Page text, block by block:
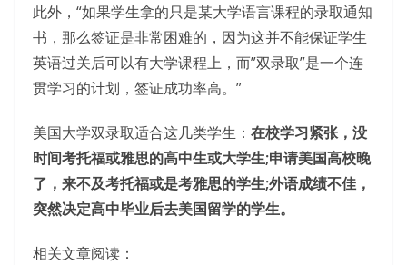
此外，“如果学生拿的只是某大学语言课程的录取通知
书，那么签证是非常困难的，因为这并不能保证学生
英语过关后可以有大学课程上，而”双录取”是一个连
贯学习的计划，签证成功率高。”
美国大学双录取适合这几类学生： 在校学习紧张，没
时间考托福或雅思的高中生或大学生;申请美国高校晚
了，来不及考托福或是考雅思的学生;外语成绩不佳，
突然决定高中毕业后去美国留学的学生。
相关文章阅读：